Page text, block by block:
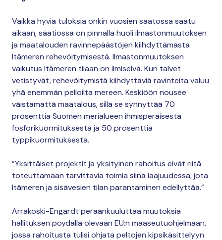
Vaikka hyviä tuloksia onkin vuosien saatossa saatu
aikaan, säätiössä on pinnalla huoli ilmastonmuutoksen
ja maatalouden ravinnepäästöjen kiihdyttämästä
Itämeren rehevöitymisestä. Ilmastonmuutoksen
vaikutus Itämeren tilaan on ilmiselvä. Kun talvet
vetistyvät, rehevöitymistä kiihdyttäviä ravinteita valuu
yhä enemmän pelloilta mereen. Keskiöön nousee
väistämättä maatalous, sillä se synnyttää 70
prosenttia Suomen merialueen ihmisperäisestä
fosforikuormituksesta ja 50 prosenttia
typpikuormituksesta.
”Yksittäiset projektit ja yksityinen rahoitus eivät riitä
toteuttamaan tarvittavia toimia siinä laajuudessa, jota
Itämeren ja sisävesien tilan parantaminen edellyttää.”
Arrakoski-Engardt peräänkuuluttaa muutoksia
hallituksen pöydällä olevaan EU:n maaseutuohjelmaan,
jossa rahoitusta tulisi ohjata peltojen kipsikäsittelyyn